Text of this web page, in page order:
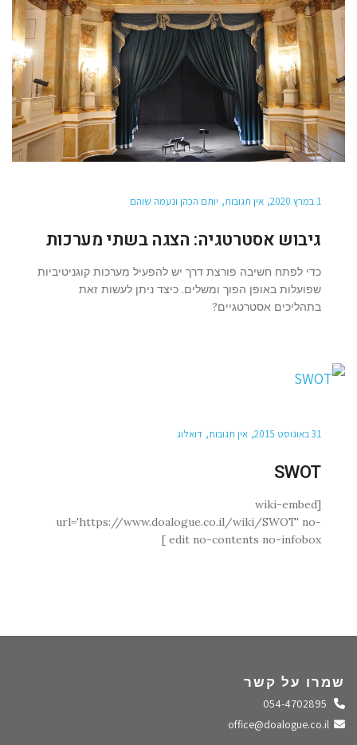
1 במרץ 2020 אין תגובות יותם הכהן ונעמה שוהם
גיבוש אסטרטגיה: הצגה בשתי מערכות
כדי לפתח חשיבה פורצת דרך יש להפעיל מערכות קוגניטיביות
שפועלות באופן הפוך ומשלים. כיצד ניתן לעשות זאת
בתהליכים אסטרטגיים?
31 באוגוסט 2015 אין תגובות דואלוג
SWOT
[wiki-embed
url='https://www.doalogue.co.il/wiki/SWOT' no-
edit no-contents no-infobox ]
שמרו על קשר
התקשרו אלינו
שלחו מייל